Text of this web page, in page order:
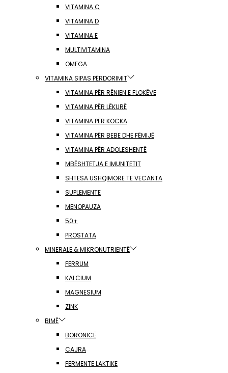
VITAMINA C
VITAMINA D
VITAMINA E
MULTIVITAMINA
OMEGA
VITAMINA SIPAS PËRDORIMIT
VITAMINA PËR RËNIEN E FLOKËVE
VITAMINA PËR LËKURË
VITAMINA PËR KOCKA
VITAMINA PËR BEBE DHE FËMIJË
VITAMINA PËR ADOLESHENTË
MBËSHTETJA E IMUNITETIT
SHTESA USHQIMORE TË VECANTA
SUPLEMENTE
MENOPAUZA
50+
PROSTATA
MINERALE & MIKRONUTRIENTË
FERRUM
KALCIUM
MAGNESIUM
ZINK
BIMË
BORONICË
CAJRA
FERMENTE LAKTIKE